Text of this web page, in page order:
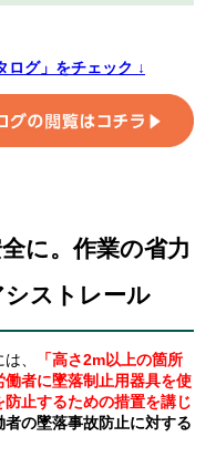
ログ」をチェック ↓
に。作業の省力
シストレール
、
「高さ2m以上の箇所
者に墜落制止用器具を使
止するための措置を講じ
者の墜落事故防止に対する